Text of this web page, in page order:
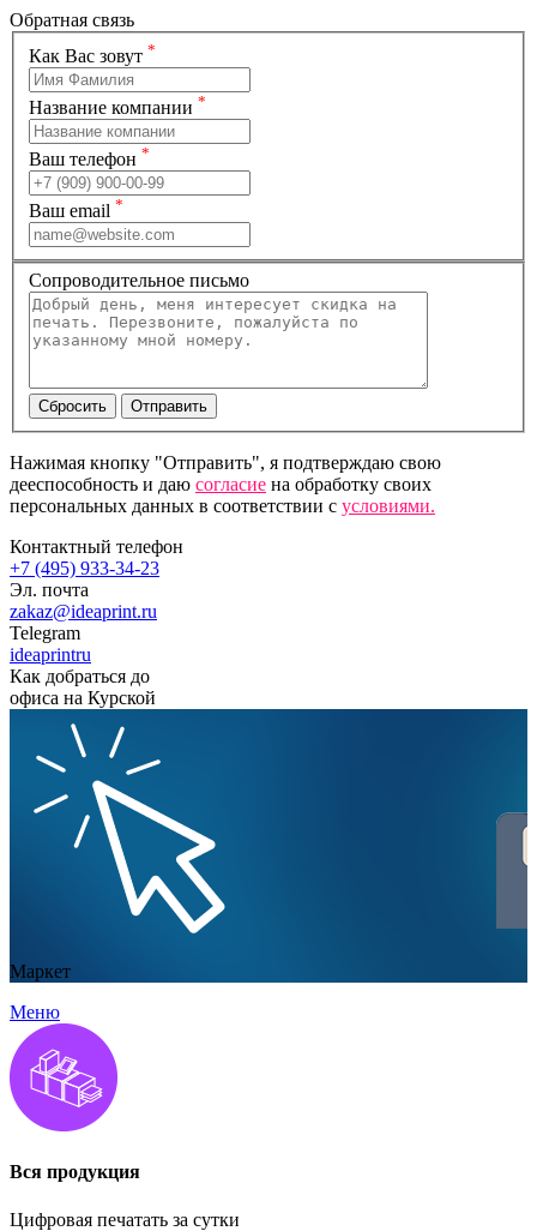
Обратная связь
Как Вас зовут *
Название компании *
Ваш телефон *
Ваш email *
Сопроводительное письмо
Нажимая кнопку "Отправить", я подтверждаю свою
дееспособность и даю согласие на обработку своих
персональных данных в соответствии с условиями.
Контактный телефон
+7 (495) 933-34-23
Эл. почта
zakaz@ideaprint.ru
Telegram
ideaprintru
Как добраться до
офиса на Курской
Маркет
Меню
Вся продукция
Цифровая печатать за сутки